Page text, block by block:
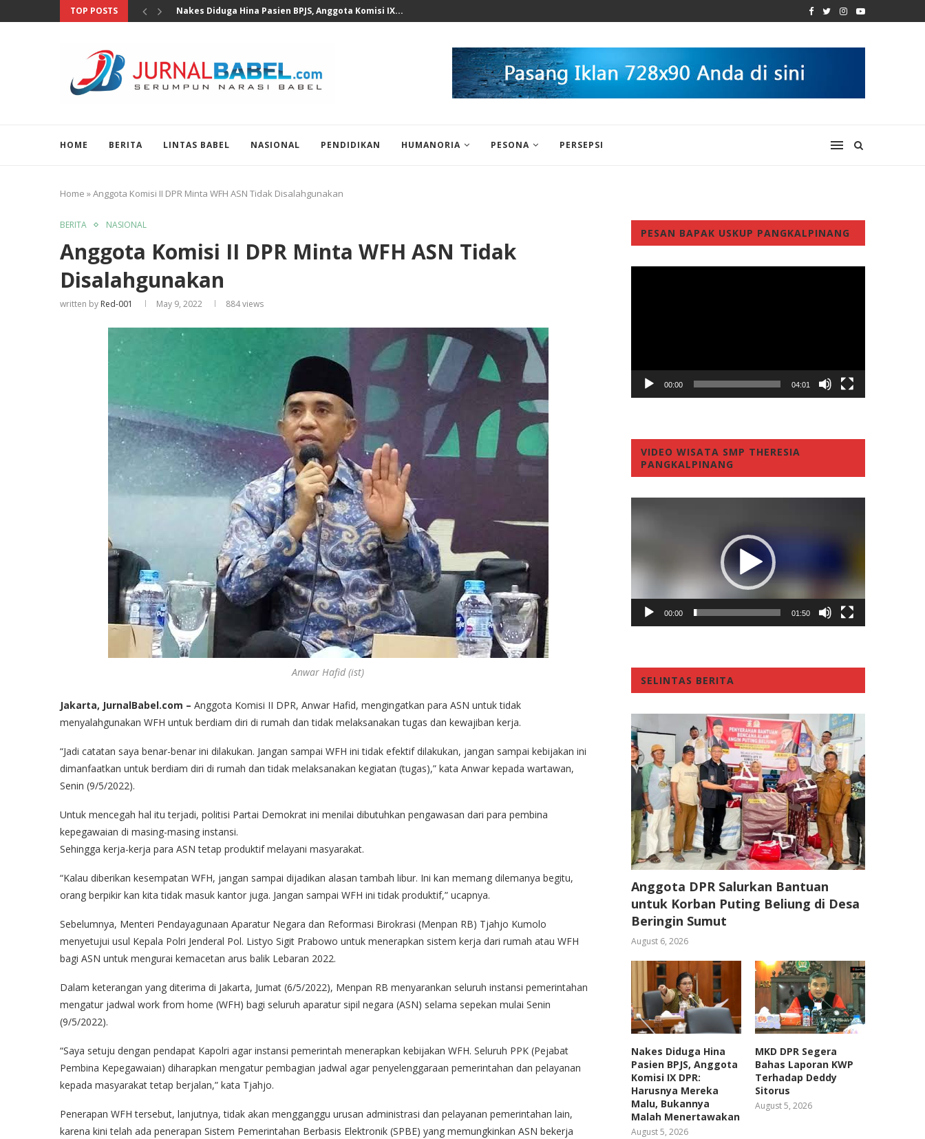
TOP POSTS MKD DPR Segera Bahas Laporan KWP Terhadap Deddy...
HOME BERITA LINTAS BABEL NASIONAL PENDIDIKAN HUMANORIA PESONA PERSEPSI
Home »Anggota Komisi II DPR Minta WFH ASN Tidak Disalahgunakan
BERITA NASIONAL
Anggota Komisi II DPR Minta WFH ASN Tidak
Disalahgunakan
written by Red-001 May 9, 2022 884views
Anwar Hafid (ist)
Jakarta, JurnalBabel.com – Anggota Komisi II DPR, Anwar Hafid, mengingatkan para ASN untuk tidak
menyalahgunakan WFH untuk berdiam diri di rumah dan tidak melaksanakan tugas dan kewajiban kerja.
“Jadi catatan saya benar-benar ini dilakukan. Jangan sampai WFH ini tidak efektif dilakukan, jangan sampai kebijakan ini
dimanfaatkan untuk berdiam diri di rumah dan tidak melaksanakan kegiatan (tugas),” kata Anwar kepada wartawan,
Senin (9/5/2022).
Untuk mencegah hal itu terjadi, politisi Partai Demokrat ini menilai dibutuhkan pengawasan dari para pembina
kepegawaian di masing-masing instansi.
Sehingga kerja-kerja para ASN tetap produktif melayani masyarakat.
“Kalau diberikan kesempatan WFH, jangan sampai dijadikan alasan tambah libur. Ini kan memang dilemanya begitu,
orang berpikir kan kita tidak masuk kantor juga. Jangan sampai WFH ini tidak produktif,” ucapnya.
Sebelumnya, Menteri Pendayagunaan Aparatur Negara dan Reformasi Birokrasi (Menpan RB) Tjahjo Kumolo
menyetujui usul Kepala Polri Jenderal Pol. Listyo Sigit Prabowo untuk menerapkan sistem kerja dari rumah atau WFH
bagi ASN untuk mengurai kemacetan arus balik Lebaran 2022.
Dalam keterangan yang diterima di Jakarta, Jumat (6/5/2022), Menpan RB menyarankan seluruh instansi pemerintahan
mengatur jadwal work from home (WFH) bagi seluruh aparatur sipil negara (ASN) selama sepekan mulai Senin
(9/5/2022).
“Saya setuju dengan pendapat Kapolri agar instansi pemerintah menerapkan kebijakan WFH. Seluruh PPK (Pejabat
Pembina Kepegawaian) diharapkan mengatur pembagian jadwal agar penyelenggaraan pemerintahan dan pelayanan
kepada masyarakat tetap berjalan,” kata Tjahjo.
Penerapan WFH tersebut, lanjutnya, tidak akan mengganggu urusan administrasi dan pelayanan pemerintahan lain,
karena kini telah ada penerapan Sistem Pemerintahan Berbasis Elektronik (SPBE) yang memungkinkan ASN bekerja
PESAN BAPAK USKUP PANGKALPINANG
00:00 04:01
VIDEO WISATA SMP THERESIA
PANGKALPINANG
00:00 01:50
SELINTAS BERITA
Anggota DPR Salurkan Bantuan
untuk Korban Puting Beliung di Desa
Beringin Sumut
August 6, 2026
Nakes Diduga Hina
Pasien BPJS, Anggota
Komisi IX DPR:
Harusnya Mereka
Malu, Bukannya
Malah Menertawakan
August 5, 2026
MKD DPR Segera
Bahas Laporan KWP
Terhadap Deddy
Sitorus
August 5, 2026